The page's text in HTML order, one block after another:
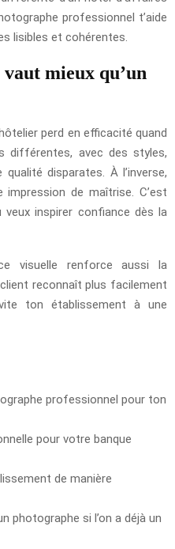
professionnel t’aide
lisibles et cohérentes.
mieux qu’un
perd en efficacité quand
différentes, avec des styles,
disparates. À l’inverse,
de maîtrise. C’est
inspirer confiance dès la
visuelle renforce aussi la
reconnaît plus facilement
ton établissement à une
professionnel pour ton
pour votre banque
de manière
photographe si l’on a déjà un